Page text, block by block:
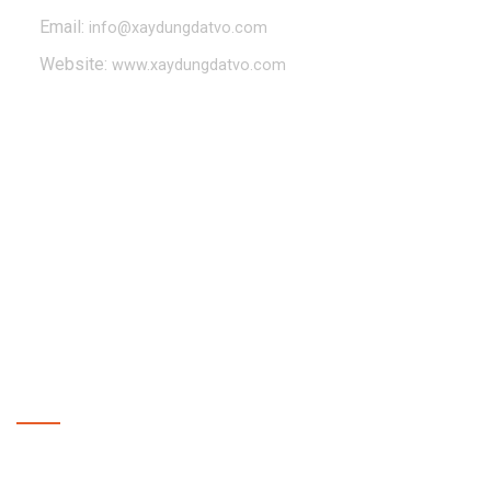
Email: info@xaydungdatvo.com
Website: www.xaydungdatvo.com